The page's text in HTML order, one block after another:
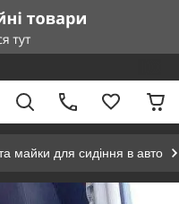
майки для сидіння в авто